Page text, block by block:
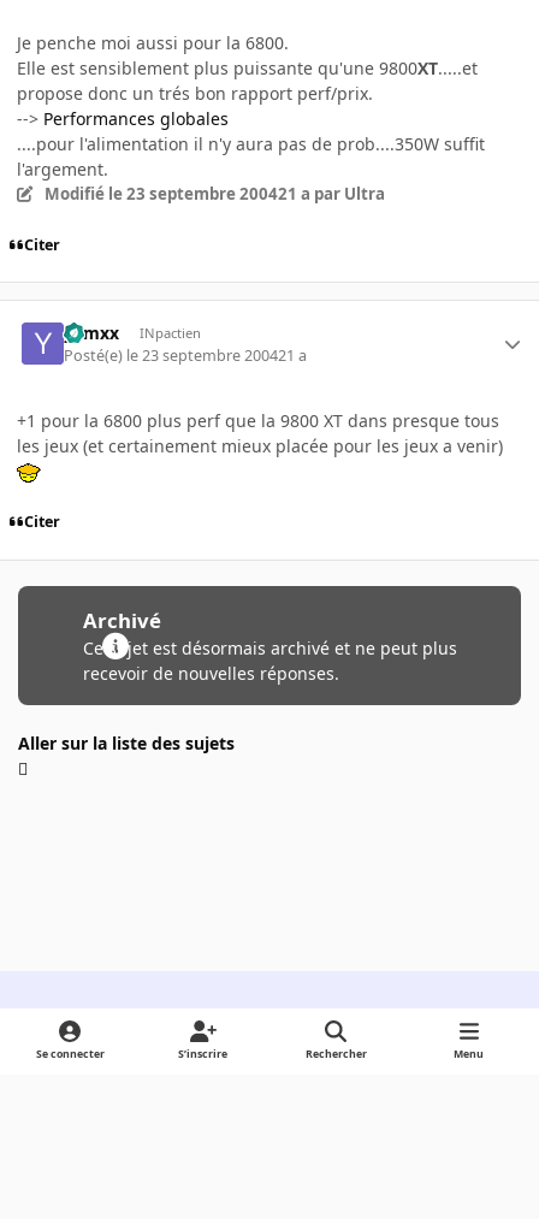
Je penche moi aussi pour la 6800.
Elle est sensiblement plus puissante qu'une 9800XT.....et
propose donc un trés bon rapport perf/prix.
--> Performances globales
....pour l'alimentation il n'y aura pas de prob....350W suffit
l'argement.
Modifié le 23 septembre 200421 a par Ultra
Citer
yamxx INpactien
Posté(e) le 23 septembre 200421 a
+1 pour la 6800 plus perf que la 9800 XT dans presque tous
les jeux (et certainement mieux placée pour les jeux a venir)
Citer
Archivé
Ce sujet est désormais archivé et ne peut plus
recevoir de nouvelles réponses.
Aller sur la liste des sujets
Light ModeDark ModeSystem Preference
Se connecter S’inscrire Rechercher Menu